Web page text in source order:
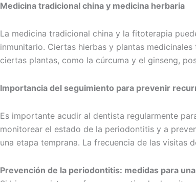
Medicina tradicional china y medicina herbaria
La medicina tradicional china y la fitoterapia
inmunitario. Ciertas hierbas y plantas
ciertas plantas, como la cúrcuma y el ginseng,
Importancia del seguimiento para prevenir
Es importante acudir al dentista regularmente
monitorear el estado de la periodontitis y a
una etapa temprana. La frecuencia de las visitas
Prevención de la periodontitis: medidas para